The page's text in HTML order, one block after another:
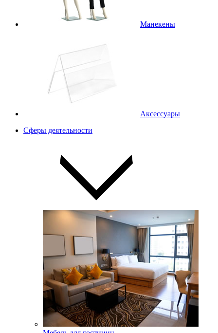
Манекены
Аксессуары
Сферы деятельности